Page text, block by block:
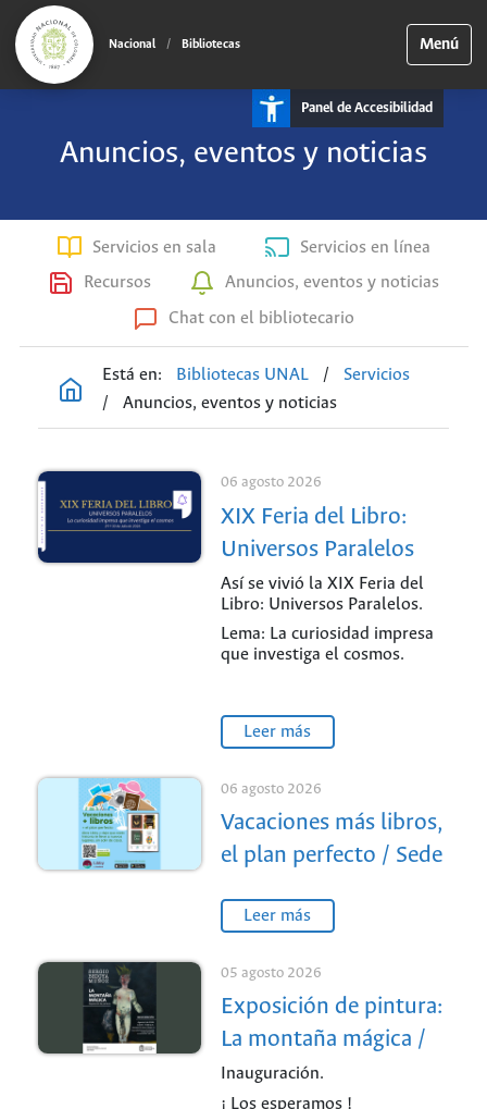
Nacional / Bibliotecas Menú
Panel de Accesibilidad
Anuncios, eventos y noticias
Servicios en sala
Servicios en línea
Recursos
Anuncios, eventos y noticias
Chat con el bibliotecario
Está en: Bibliotecas UNAL /
Servicios
/
Anuncios, eventos y noticias
06 agosto 2026
XIX Feria del Libro:
Universos Paralelos
Así se vivió la XIX Feria del
Libro: Universos Paralelos.
Lema: La curiosidad impresa
que investiga el cosmos.
Leer más
06 agosto 2026
Vacaciones más libros,
el plan perfecto / Sede
Leer más
05 agosto 2026
Exposición de pintura:
La montaña mágica /
Sede Medellín
Inauguración.
¡ Los esperamos !